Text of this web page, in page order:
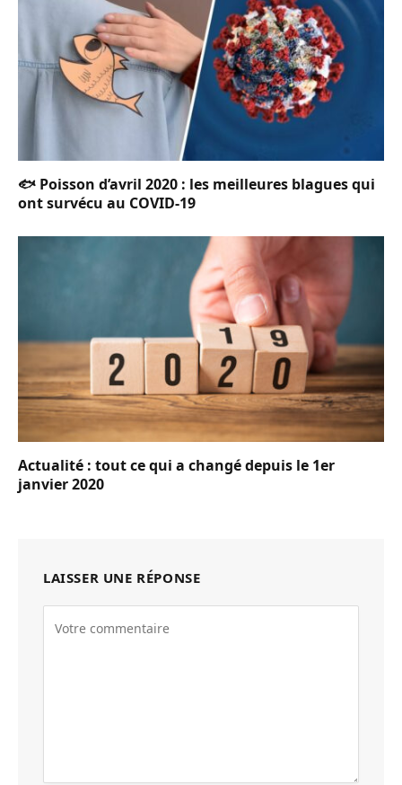
🐟 Poisson d’avril 2020 : les meilleures blagues qui
ont survécu au COVID-19
Actualité : tout ce qui a changé depuis le 1er
janvier 2020
LAISSER UNE RÉPONSE